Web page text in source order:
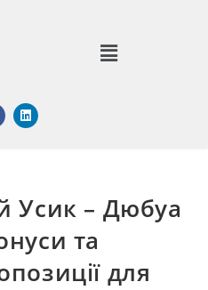
Усик – Дюбуа
та
для